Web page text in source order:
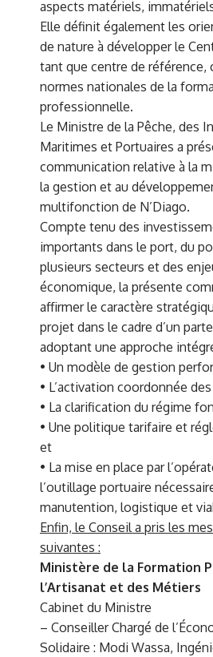
aspects matériels,
Elle définit également les
de nature à développer le
tant que centre de
normes nationales de la
professionnelle.
Le Ministre de la Pêche, des
Maritimes et Portuaires a
communication relative à la
la gestion et au
multifonction de N’Diago.
Compte tenu des
importants dans le port, du
plusieurs secteurs et des
économique, la présente
affirmer le caractère
projet dans le cadre d’un
adoptant une approche
• Un modèle de gestion
• L’activation coordonnée
• La clarification du régime
• Une politique tarifaire et
et
• La mise en place par
l’outillage portuaire
manutention, logistique et
Enfin, le Conseil a pris les
suivantes :
Ministère de la Formation
l’Artisanat et des Métiers
Cabinet du Ministre
– Conseiller Chargé de
Solidaire : Modi Wassa,